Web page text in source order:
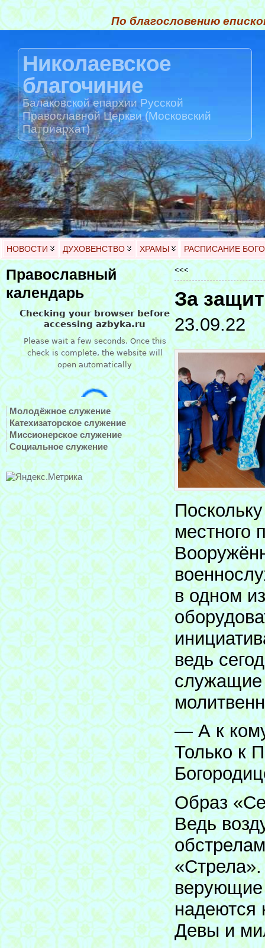
По благословению
Николаевское
благочиние
Балаковской епархии Русской
Православной Церкви (Московский
Патриархат)
НОВОСТИ ДУХОВЕНСТВО ХРАМЫ РАСПИСАНИЕ
Православный
календарь
Молодёжное служение
Катехизаторское служение
Миссионерское служение
Социальное служение
<<<
За
23.09.22
местного
в одном
ведь
служащие
— А к
Только к
Образ
Ведь
надеются
Девы и